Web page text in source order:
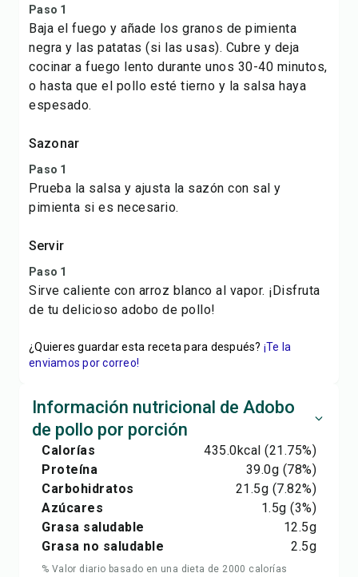
Paso 1
Baja el fuego y añade los granos de pimienta
negra y las patatas (si las usas). Cubre y deja
cocinar a fuego lento durante unos 30-40 minutos,
o hasta que el pollo esté tierno y la salsa haya
espesado.
Sazonar
Paso 1
Prueba la salsa y ajusta la sazón con sal y
pimienta si es necesario.
Servir
Paso 1
Sirve caliente con arroz blanco al vapor. ¡Disfruta
de tu delicioso adobo de pollo!
¿Quieres guardar esta receta para después? ¡Te la
enviamos por correo!
Información nutricional de Adobo
de pollo por porción
Calorías 435.0kcal (21.75%)
Proteína
39.0g (78%)
Carbohidratos
21.5g (7.82%)
Azúcares
1.5g (3%)
Grasa saludable
12.5g
Grasa no saludable
2.5g
% Valor diario basado en una dieta de 2000 calorías